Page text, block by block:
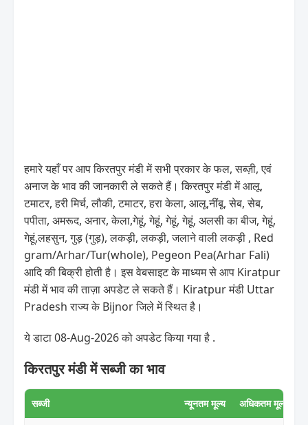
हमारे यहाँ पर आप किरतपुर मंडी में सभी प्रकार के फल, सब्ज़ी, एवं
अनाज के भाव की जानकारी ले सकते हैं। किरतपुर मंडी में आलू,
टमाटर, हरी मिर्च, लौकी, टमाटर, हरा केला, आलू,नींबू, सेब, सेब,
पपीता, अमरूद, अनार, केला,गेहूं, गेहूं, गेहूं, गेहूं, अलसी का बीज, गेहूं,
गेहूं,लहसुन, गुड़ (गुड़), लकड़ी, लकड़ी, जलाने वाली लकड़ी , Red
gram/Arhar/Tur(whole), Pegeon Pea(Arhar Fali)
आदि की बिक्री होती है। इस वेबसाइट के माध्यम से आप Kiratpur
मंडी में भाव की ताज़ा अपडेट ले सकते हैं। Kiratpur मंडी Uttar
Pradesh राज्य के Bijnor जिले में स्थित है।
ये डाटा 08-Aug-2026 को अपडेट किया गया है .
किरतपुर मंडी में सब्जी का भाव
सब्जी न्यूनतम मूल्य अधिकतम मूल्य